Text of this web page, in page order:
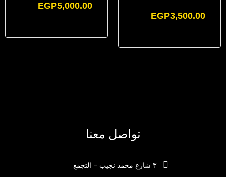
EGP3,500.00
EGP5,000.00
تواصل معنا
٣ شارع محمد نجيب - التجمع